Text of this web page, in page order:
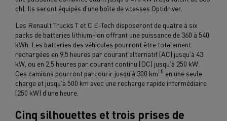
ch). Ils seront équipés d’une boîte de vitesses Optidriver.
Les Renault Trucks T et C E-Tech disposeront de quatre à six
packs de batteries lithium-ion offrant une puissance de 360 à 540
kWh. Les batteries des véhicules pourront être totalement
rechargées en 9,5 heures par courant alternatif (AC) jusqu’à 43
kW, ou en 2,5 heures par courant continu (DC) jusqu’à 250 kW.
Ces camions pourront parcourir jusqu’à 300 km(1) en une seule
charge et jusqu’à 500 km avec une recharge rapide intermédiaire
(250 kW) d’une heure.
Cinq silhouettes et trois prises de